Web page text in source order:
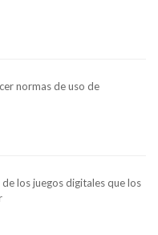
normas de uso de
los juegos digitales que los